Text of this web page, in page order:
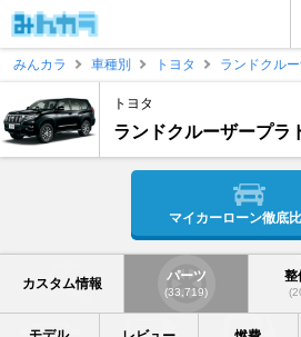
みんカラ
車種別 トヨタ ランドクル
トヨタ
ランドクルーザープラ
マイカーローン徹底比
カスタム情報 パーツ
(33,719)
整